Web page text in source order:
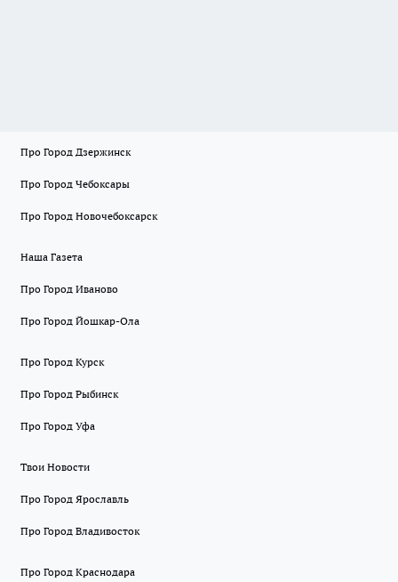
Про Город Дзержинск
Про Город Чебоксары
Про Город Новочебоксарск
Наша Газета
Про Город Иваново
Про Город Йошкар-Ола
Про Город Курск
Про Город Рыбинск
Про Город Уфа
Твои Новости
Про Город Ярославль
Про Город Владивосток
Про Город Краснодара